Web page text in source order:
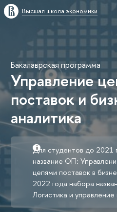
Высшая школа экономики
Бакалаврская программа
Управление
поставок и
аналитика
Для студентов до 2021
название ОП:
цепями поставок в
2022 года набора
Логистика и